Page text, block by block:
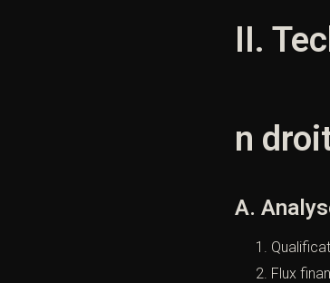
II.
n
A.
Flux